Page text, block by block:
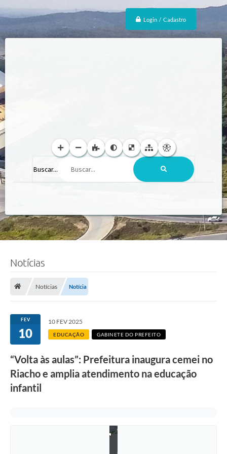
Login / Cadastro
Buscar...
Notícias
Notícias Notícia
FEV
10
10 FEV 2025
EDUCAÇÃO GABINETE DO PREFEITO
“Volta às aulas”: Prefeitura inaugura cemei no
Riacho e amplia atendimento na educação
infantil
o